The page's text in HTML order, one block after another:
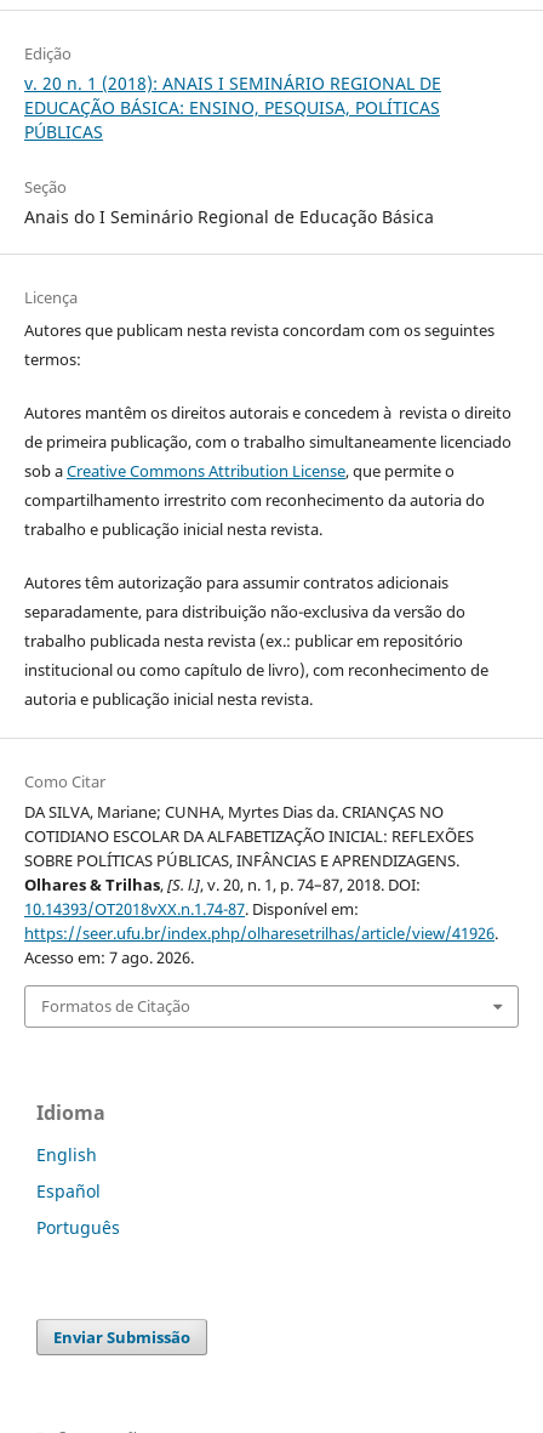
Edição
v. 20 n. 1 (2018): ANAIS I SEMINÁRIO REGIONAL DE
EDUCAÇÃO BÁSICA: ENSINO, PESQUISA, POLÍTICAS
PÚBLICAS
Seção
Anais do I Seminário Regional de Educação Básica
Licença
Autores que publicam nesta revista concordam com os seguintes
termos:
Autores mantêm os direitos autorais e concedem à revista o direito
de primeira publicação, com o trabalho simultaneamente licenciado
sob aCreative Commons Attribution License, que permite o
compartilhamento irrestrito com reconhecimento da autoria do
trabalho e publicação inicial nesta revista.
Autores têm autorização para assumir contratos adicionais
separadamente, para distribuição não-exclusiva da versão do
trabalho publicada nesta revista (ex.: publicar em repositório
institucional ou como capítulo de livro), com reconhecimento de
autoria e publicação inicial nesta revista.
Como Citar
DA SILVA, Mariane; CUNHA, Myrtes Dias da. CRIANÇAS NO
COTIDIANO ESCOLAR DA ALFABETIZAÇÃO INICIAL: REFLEXÕES
SOBRE POLÍTICAS PÚBLICAS, INFÂNCIAS E APRENDIZAGENS.
Olhares & Trilhas,[S. l.], v. 20, n. 1, p. 74–87, 2018. DOI:
10.14393/OT2018vXX.n.1.74-87. Disponível em:
https://seer.ufu.br/index.php/olharesetrilhas/article/view/41926.
Acesso em: 7 ago. 2026.
Formatos de Citação
Idioma
English
Español
Português
Enviar Submissão